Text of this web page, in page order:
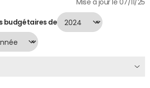
Mise à jour le 07/11/25
budgétaires de